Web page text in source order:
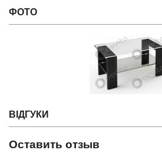
ФОТО
ВІДГУКИ
Оставить отзыв